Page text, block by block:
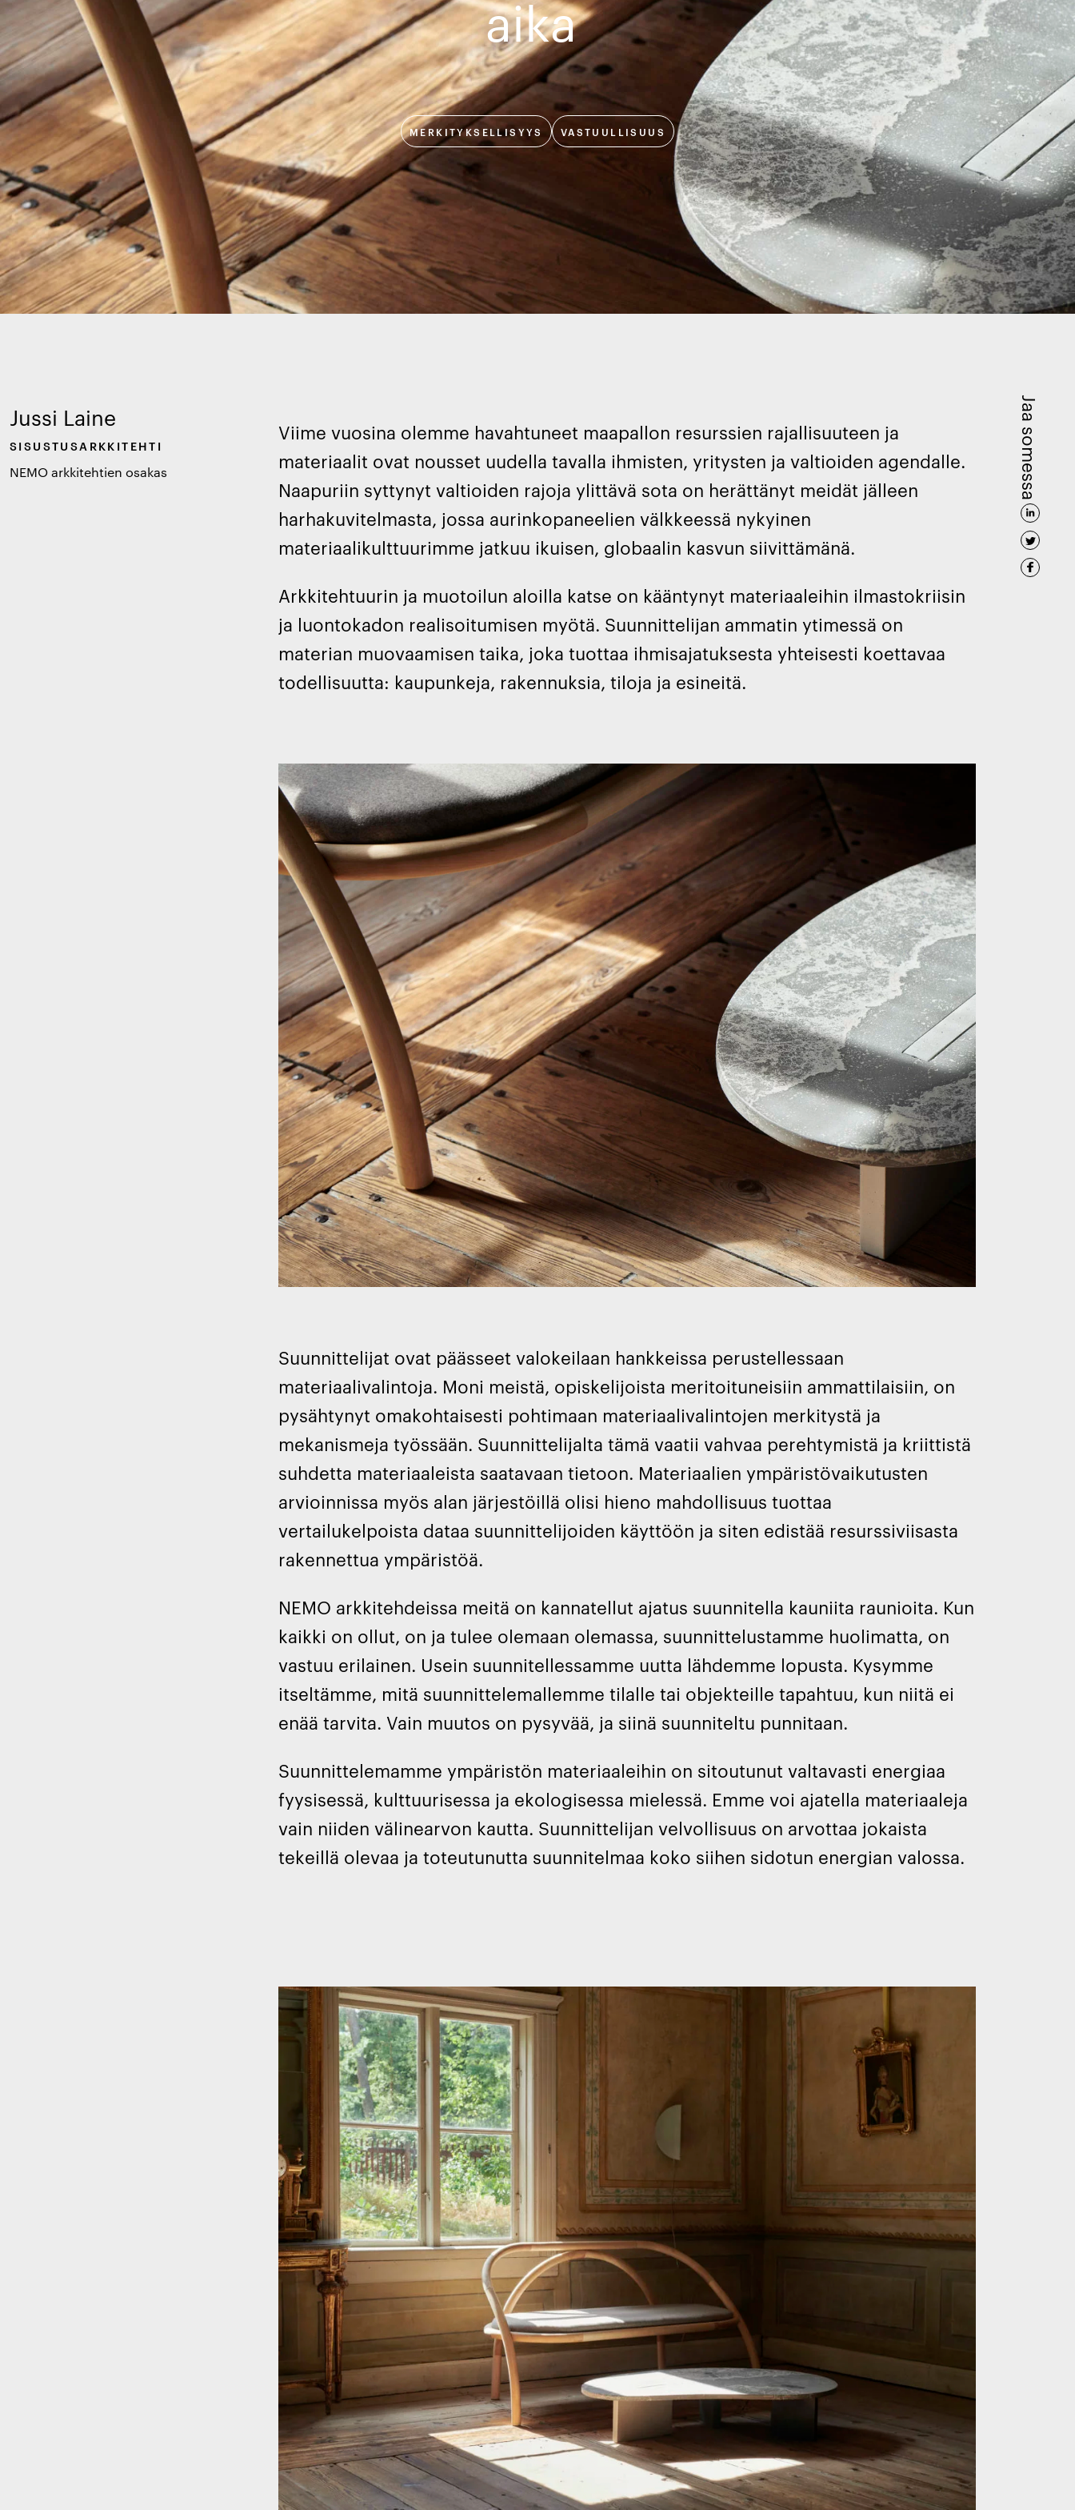
aika
MERKITYKSELLISYYS VASTUULLISUUS
Jaa somessa
Jussi Laine
SISUSTUSARKKITEHTI
NEMO arkkitehtien osakas
Viime vuosina olemme havahtuneet maapallon resurssien rajallisuuteen ja
materiaalit ovat nousset uudella tavalla ihmisten, yritysten ja valtioiden agendalle.
Naapuriin syttynyt valtioiden rajoja ylittävä sota on herättänyt meidät jälleen
harhakuvitelmasta, jossa aurinkopaneelien välkkeessä nykyinen
materiaalikulttuurimme jatkuu ikuisen, globaalin kasvun siivittämänä.
Arkkitehtuurin ja muotoilun aloilla katse on kääntynyt materiaaleihin ilmastokriisin
ja luontokadon realisoitumisen myötä. Suunnittelijan ammatin ytimessä on
materian muovaamisen taika, joka tuottaa ihmisajatuksesta yhteisesti koettavaa
todellisuutta: kaupunkeja, rakennuksia, tiloja ja esineitä.
Suunnittelijat ovat päässeet valokeilaan hankkeissa perustellessaan
materiaalivalintoja. Moni meistä, opiskelijoista meritoituneisiin ammattilaisiin, on
pysähtynyt omakohtaisesti pohtimaan materiaalivalintojen merkitystä ja
mekanismeja työssään. Suunnittelijalta tämä vaatii vahvaa perehtymistä ja kriittistä
suhdetta materiaaleista saatavaan tietoon. Materiaalien ympäristövaikutusten
arvioinnissa myös alan järjestöillä olisi hieno mahdollisuus tuottaa
vertailukelpoista dataa suunnittelijoiden käyttöön ja siten edistää resurssiviisasta
rakennettua ympäristöä.
NEMO arkkitehdeissa meitä on kannatellut ajatus suunnitella kauniita raunioita. Kun
kaikki on ollut, on ja tulee olemaan olemassa, suunnittelustamme huolimatta, on
vastuu erilainen. Usein suunnitellessamme uutta lähdemme lopusta. Kysymme
itseltämme, mitä suunnittelemallemme tilalle tai objekteille tapahtuu, kun niitä ei
enää tarvita. Vain muutos on pysyvää, ja siinä suunniteltu punnitaan.
Suunnittelemamme ympäristön materiaaleihin on sitoutunut valtavasti energiaa
fyysisessä, kulttuurisessa ja ekologisessa mielessä. Emme voi ajatella materiaaleja
vain niiden välinearvon kautta. Suunnittelijan velvollisuus on arvottaa jokaista
tekeillä olevaa ja toteutunutta suunnitelmaa koko siihen sidotun energian valossa.